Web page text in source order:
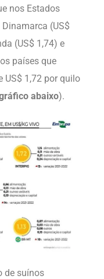
nos Estados
(US$
(US$ 1,74) e
países que
US$ 1,72 por quilo
abaixo).
de suínos